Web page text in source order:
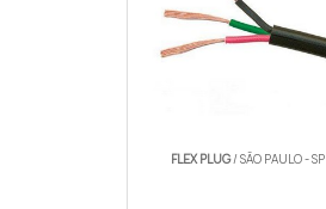
FLEX PLUG/ SÃO PAULO - SP